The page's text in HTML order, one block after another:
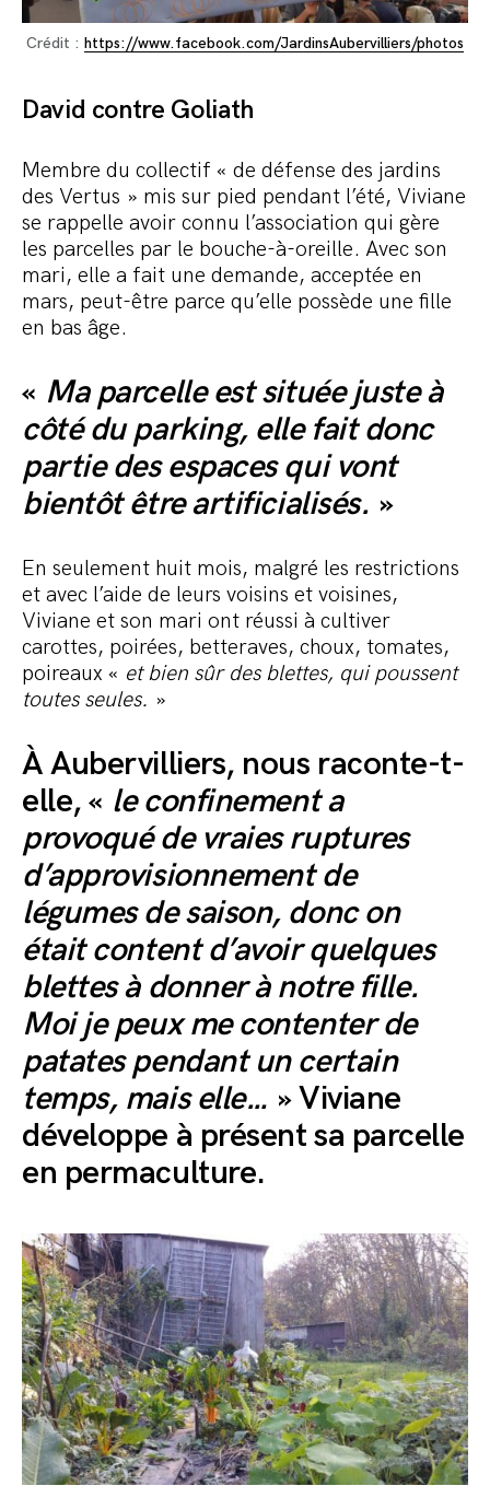
Crédit : https://www.facebook.com/JardinsAubervilliers/photos
David contre Goliath
Membre du collectif « de défense des jardins
des Vertus » mis sur pied pendant l’été, Viviane
se rappelle avoir connu l’association qui gère
les parcelles par le bouche-à-oreille. Avec son
mari, elle a fait une demande, acceptée en
mars, peut-être parce qu’elle possède une fille
en bas âge.
« Ma parcelle est située juste à
côté du parking, elle fait donc
partie des espaces qui vont
bientôt être artificialisés. »
En seulement huit mois, malgré les restrictions
et avec l’aide de leurs voisins et voisines,
Viviane et son mari ont réussi à cultiver
carottes, poirées, betteraves, choux, tomates,
poireaux « et bien sûr des blettes, qui poussent
toutes seules. »
À Aubervilliers, nous raconte-t-
elle, « le confinement a
provoqué de vraies ruptures
d’approvisionnement de
légumes de saison, donc on
était content d’avoir quelques
blettes à donner à notre fille.
Moi je peux me contenter de
patates pendant un certain
temps, mais elle… » Viviane
développe à présent sa parcelle
en permaculture.